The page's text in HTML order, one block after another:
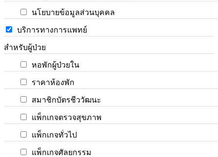
นโยบายข้อมูลส่วนบุคคล
บริการทางการแพทย์
สำหรับผู้ป่วย
หอพักผู้ป่วยใน
ราคาห้องพัก
สมาชิกบัตรชีววัฒนะ
แพ็กเกจตรวจสุขภาพ
แพ็กเกจทั่วไป
แพ็กเกจศัลยกรรม